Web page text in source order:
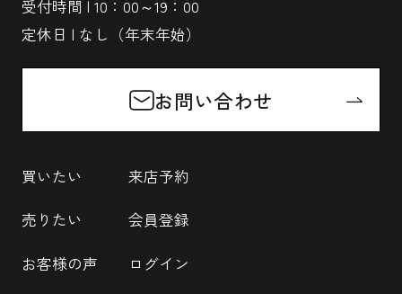
受付時間 | 10：00～19：00
定休日 | なし（年末年始）
お問い合わせ
買いたい
売りたい
お客様の声
来店予約
会員登録
ログイン